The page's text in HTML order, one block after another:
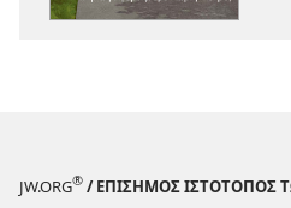
JW.ORG® / ΕΠΙΣΗΜΟΣ ΙΣΤΟΤΟΠΟΣ